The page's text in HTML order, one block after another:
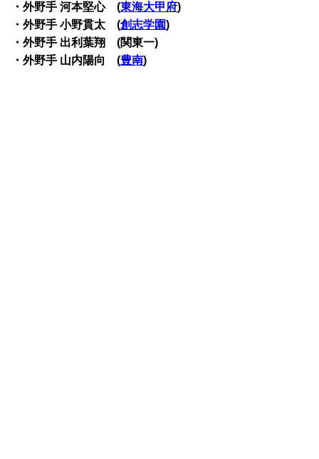
・外野手 河本堅心 (東海大甲府)
・外野手 小野貫太 (創志学園)
・外野手 出利葉翔 (関東一)
・外野手 山内陽向 (豊南)